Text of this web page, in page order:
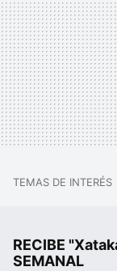
TEMAS DE INTERÉS
RECIBE
SEMANAL